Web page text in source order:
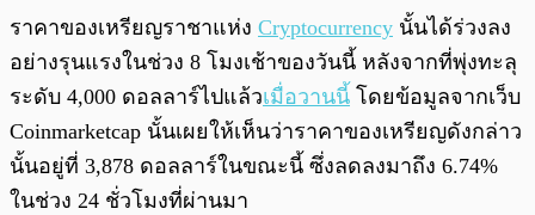
ราคาของเหรียญราชาแห่ง Cryptocurrency นั้นได้ร่วงลง
อย่างรุนแรงในช่วง 8 โมงเช้าของวันนี้ หลังจากที่พุ่งทะลุ
ระดับ 4,000 ดอลลาร์ไปแล้วเมื่อวานนี้ โดยข้อมูลจากเว็บ
Coinmarketcap นั้นเผยให้เห็นว่าราคาของเหรียญดังกล่าว
นั้นอยู่ที่ 3,878 ดอลลาร์ในขณะนี้ ซึ่งลดลงมาถึง 6.74%
ในช่วง 24 ชั่วโมงที่ผ่านมา